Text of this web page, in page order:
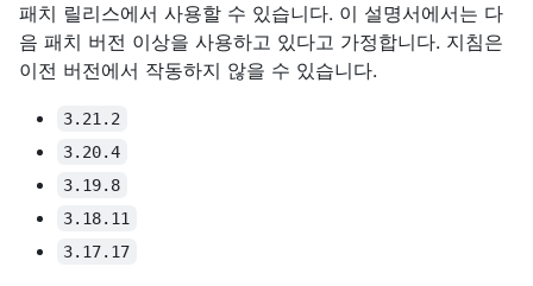
패치 릴리스에서 사용할 수 있습니다. 이 설명서에서는 다
음 패치 버전 이상을 사용하고 있다고 가정합니다. 지침은
이전 버전에서 작동하지 않을 수 있습니다.
3.21.2
3.20.4
3.19.8
3.18.11
3.17.17